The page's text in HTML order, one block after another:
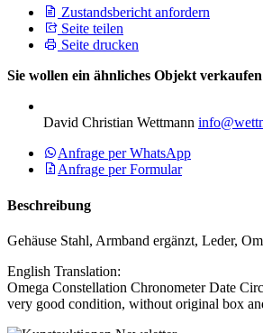
Zustandsbericht anfordern
Seite teilen
Seite drucken
Sie wollen ein ähnliches Objekt
David Christian Wettmann
Anfrage per WhatsApp
Anfrage per Formular
Beschreibung
Gehäuse Stahl, Armband ergänzt, Leder,
English Translation:
Omega Constellation Chronometer Date
very good condition, without original box